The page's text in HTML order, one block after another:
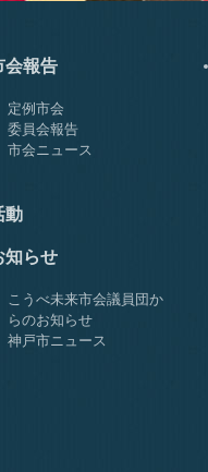
会報告
定例市会
委員会報告
市会ニュース
動
知らせ
こうべ未来市会議員団か
らのお知らせ
神戸市ニュース